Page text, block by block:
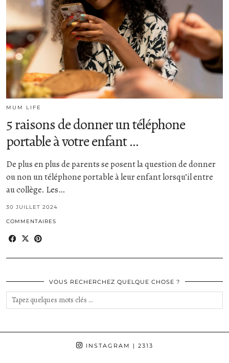
MUM LIFE
5 raisons de donner un téléphone
portable à votre enfant …
De plus en plus de parents se posent la question de donner
ou non un téléphone portable à leur enfant lorsqu’il entre
au collège. Les…
30 JUILLET 2024
COMMENTAIRES
VOUS RECHERCHEZ QUELQUE CHOSE ?
INSTAGRAM | 2313